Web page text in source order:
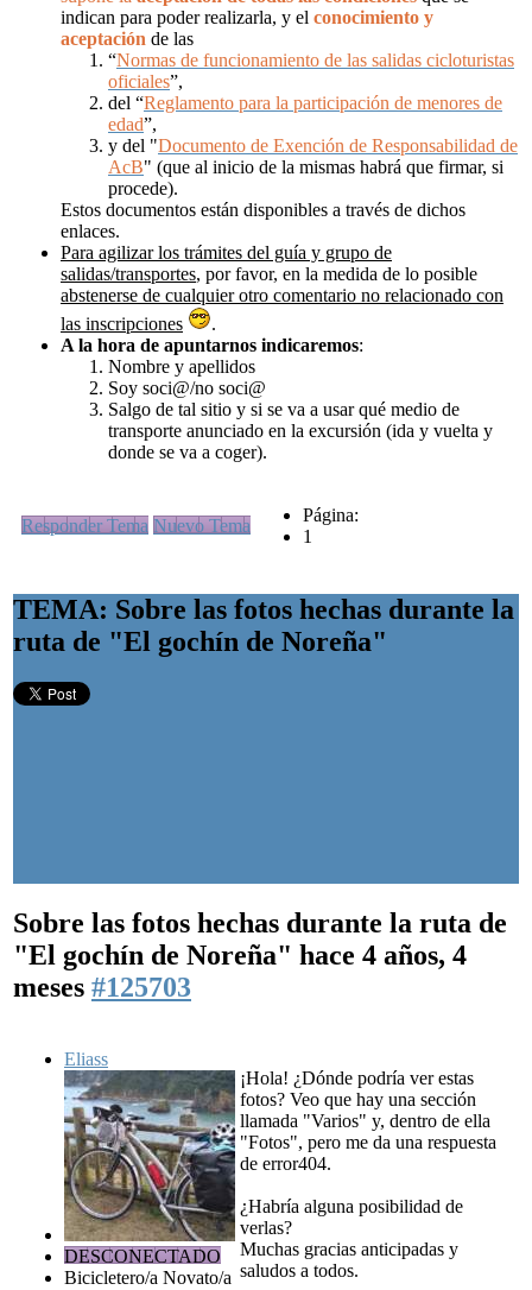
indican para poder realizarla, y el conocimiento y
aceptación de las
“Normas de funcionamiento de las salidas cicloturistas
oficiales”,
del “Reglamento para la participación de menores de
edad”,
y del "Documento de Exención de Responsabilidad de
AcB" (que al inicio de la mismas habrá que firmar, si
procede).
Estos documentos están disponibles a través de dichos
enlaces.
Para agilizar los trámites del guía y grupo de
salidas/transportes, por favor, en la medida de lo posible
abstenerse de cualquier otro comentario no relacionado con
las inscripciones
.
A la hora de apuntarnos indicaremos:
Nombre y apellidos
Soy soci@/no soci@
Salgo de tal sitio y si se va a usar qué medio de
transporte anunciado en la excursión (ida y vuelta y
donde se va a coger).
Responder Tema Nuevo Tema
Página:
1
TEMA: Sobre las fotos hechas durante la
ruta de "El gochín de Noreña"
Sobre las fotos hechas durante la ruta de
"El gochín de Noreña" hace 4 años, 4
meses #125703
Eliass
DESCONECTADO
Bicicletero/a Novato/a
¡Hola! ¿Dónde podría ver estas
fotos? Veo que hay una sección
llamada "Varios" y, dentro de ella
"Fotos", pero me da una respuesta
de error404.
¿Habría alguna posibilidad de
verlas?
Muchas gracias anticipadas y
saludos a todos.